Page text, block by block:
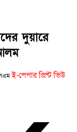
দুয়ারে
ই-পেপার প্রিন্ট ভিউ